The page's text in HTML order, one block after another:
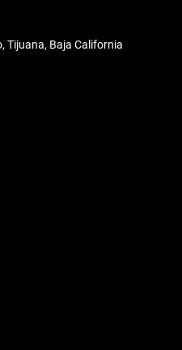
Tijuana, Baja California